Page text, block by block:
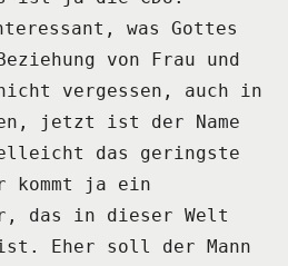
was Gottes
von Frau und
vergessen, auch in
jetzt ist der Name
das geringste
kommt ja ein
das in dieser Welt
Eher soll der Mann